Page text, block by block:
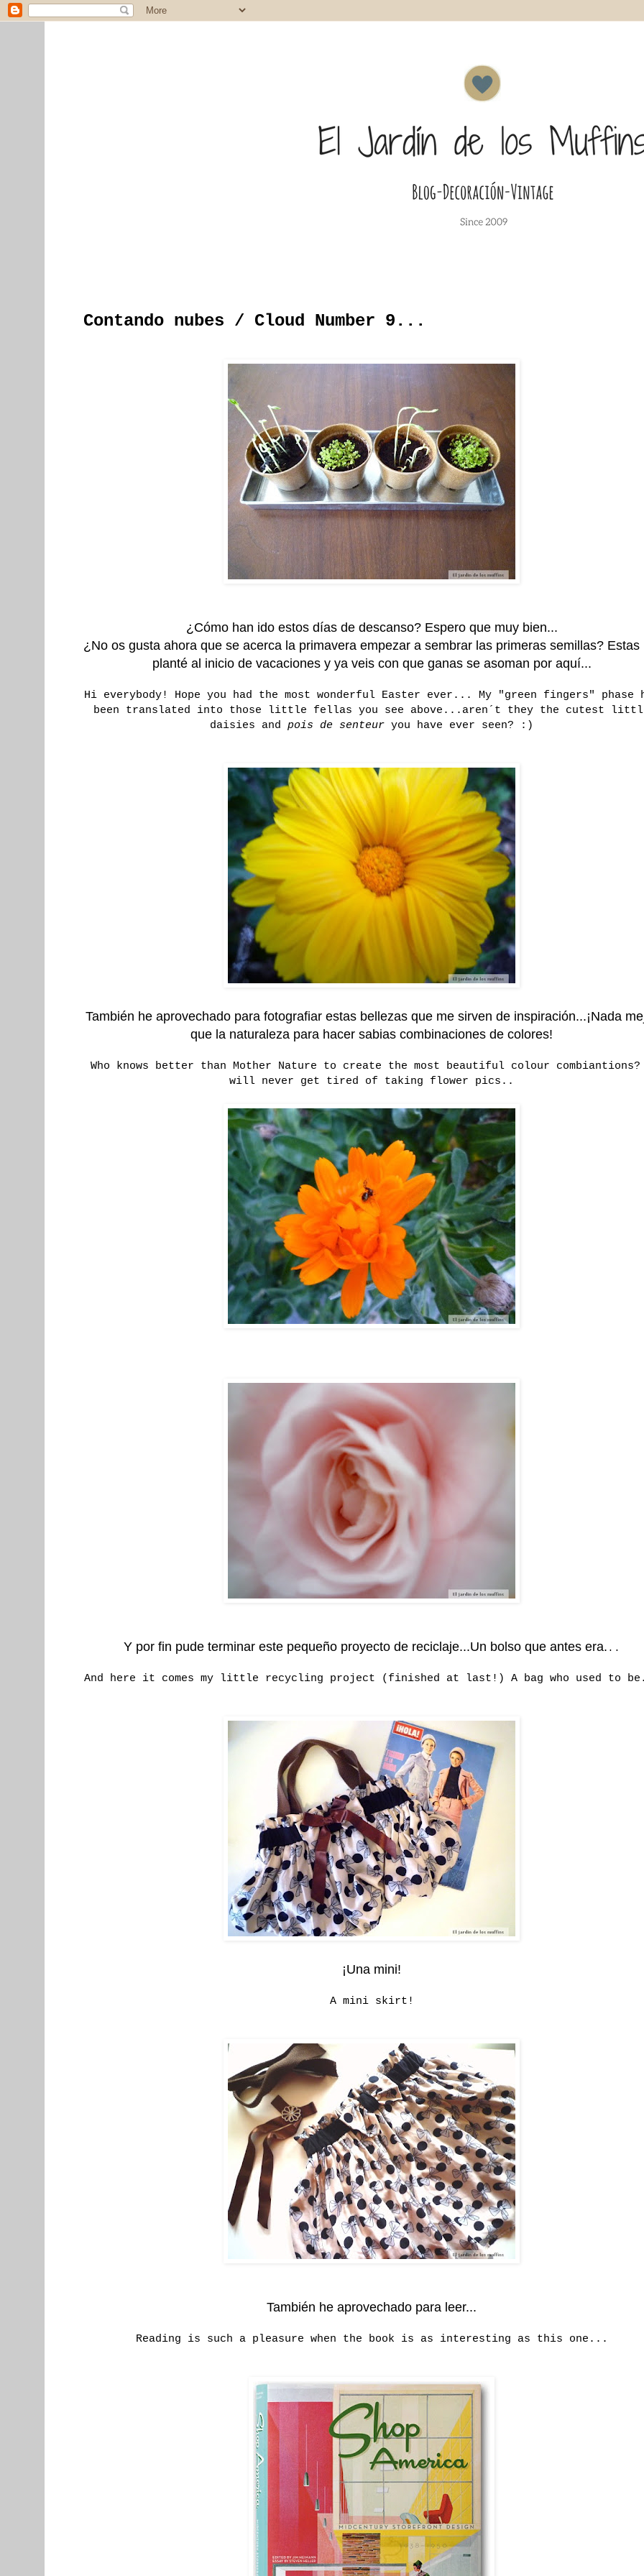
Contando nubes / Cloud Number 9...
¿Cómo han ido estos días de descanso? Espero que muy bien...
¿No os gusta ahora que se acerca la primavera empezar a sembrar las primeras semillas? Estas
planté al inicio de vacaciones y ya veis con que ganas se asoman por aquí...
Hi everybody! Hope you had the most wonderful Easter ever... My "green fingers" phase
been translated into those little fellas you see above...aren´t they the cutest
daisies and pois de senteur you have ever seen? :)
También he aprovechado para fotografiar estas bellezas que me sirven de inspiración...¡Nada
que la naturaleza para hacer sabias combinaciones de colores!
Who knows better than Mother Nature to create the most beautiful colour
will never get tired of taking flower pics..
Y por fin pude terminar este pequeño proyecto de reciclaje...Un bolso que antes era. ..
And here it comes my little recycling project (finished at last!) A bag who used to
¡Una mini!
A mini skirt!
También he aprovechado para leer...
Reading is such a pleasure when the book is as interesting as this one...